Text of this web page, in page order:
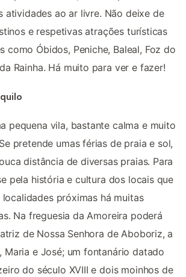
atividades ao ar livre. Não deixe de
e respetivas atrações turísticas
como Óbidos, Peniche, Baleal, Foz do
Rainha. Há muito para ver e fazer!
pequena vila, bastante calma e muito
pretende umas férias de praia e sol,
distância de diversas praias. Para
pela história e cultura dos locais que
próximas há muitas
Na freguesia da Amoreira poderá
de Nossa Senhora de Aboboriz, a
Maria e José; um fontanário datado
do século XVIII e dois moinhos de